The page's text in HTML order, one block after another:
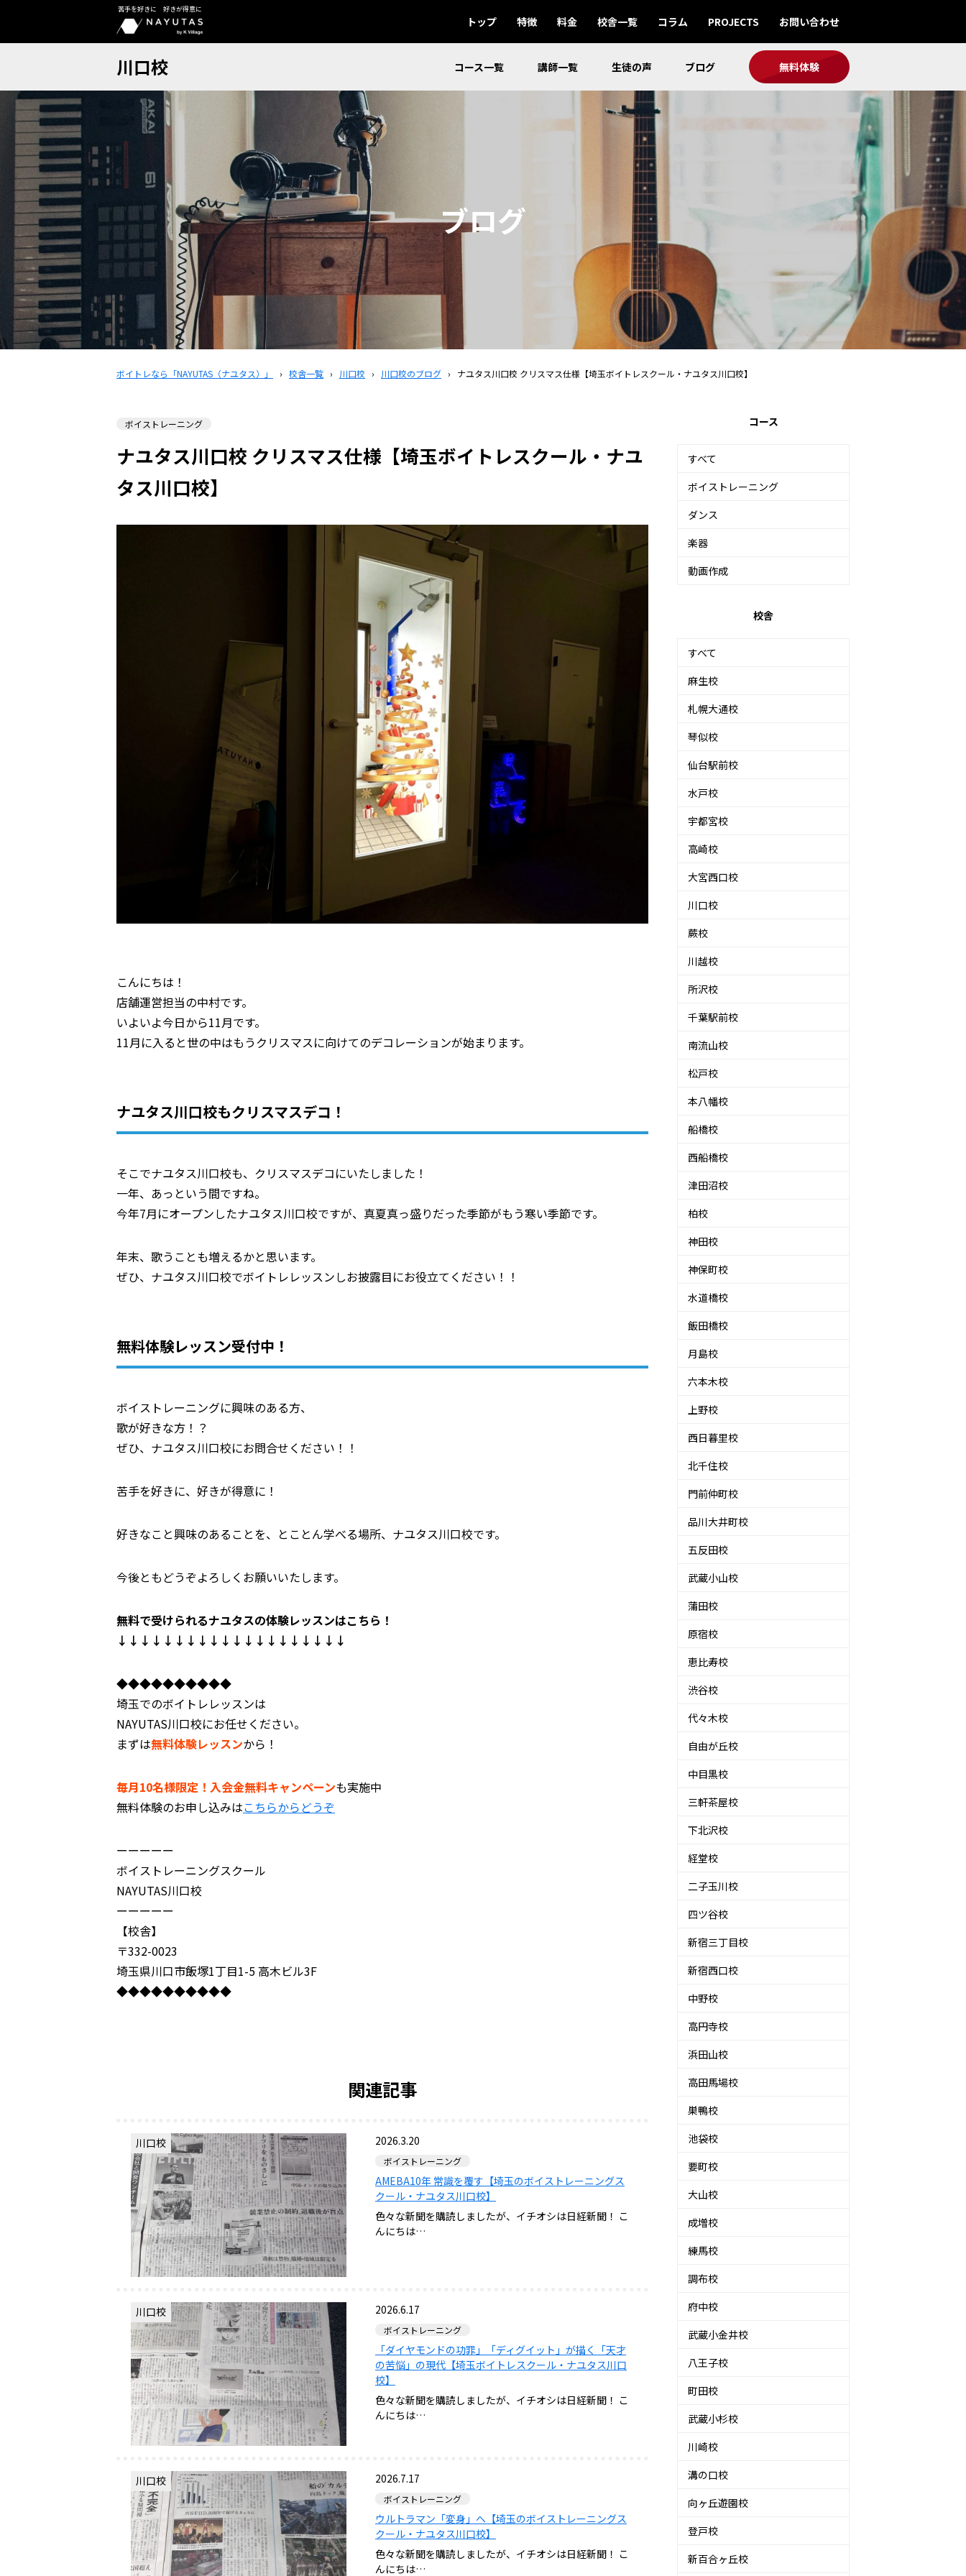
苦手を好きに 好きが得意に
トップ 特徴 料金 校舎一覧 コラム PROJECTS お問い合わせ
川口校 コース一覧 講師一覧 生徒の声 ブログ 無料体験
ブログ
ボイトレなら「NAYUTAS（ナユタス）」 › 校舎一覧 › 川口校 › 川口校のブログ › ナユタス川口校 クリスマス仕様【埼玉ボイトレスクール・ナユタス川口校】
ボイストレーニング
ナユタス川口校 クリスマス仕様【埼玉ボイトレスクール・ナユ
タス川口校】
こんにちは！
店舗運営担当の中村です。
いよいよ今日から11月です。
11月に入ると世の中はもうクリスマスに向けてのデコレーションが始まります。
ナユタス川口校もクリスマスデコ！
そこでナユタス川口校も、クリスマスデコにいたしました！
一年、あっという間ですね。
今年7月にオープンしたナユタス川口校ですが、真夏真っ盛りだった季節がもう寒い季節です。
年末、歌うことも増えるかと思います。
ぜひ、ナユタス川口校でボイトレレッスンしお披露目にお役立てください！！
無料体験レッスン受付中！
ボイストレーニングに興味のある方、
歌が好きな方！？
ぜひ、ナユタス川口校にお問合せください！！
苦手を好きに、好きが得意に！
好きなこと興味のあることを、とことん学べる場所、ナユタス川口校です。
今後ともどうぞよろしくお願いいたします。
無料で受けられるナユタスの体験レッスンはこちら！
↓↓↓↓↓↓↓↓↓↓↓↓↓↓↓↓↓↓↓↓
◆◆◆◆◆◆◆◆◆◆
埼玉でのボイトレレッスンは
NAYUTAS川口校にお任せください。
まずは無料体験レッスンから！
毎月10名様限定！入会金無料キャンペーンも実施中
無料体験のお申し込みはこちらからどうぞ
ーーーーー
ボイストレーニングスクール
NAYUTAS川口校
ーーーーー
【校舎】
〒332-0023
埼玉県川口市飯塚1丁目1-5 高木ビル3F
◆◆◆◆◆◆◆◆◆◆
関連記事
川口校 2026.3.20
ボイストレーニング
AMEBA10年 常識を覆す【埼玉のボイストレーニングス
クール・ナユタス川口校】
色々な新聞を購読しましたが、イチオシは日経新聞！ こ
んにちは…
川口校 2026.6.17
ボイストレーニング
「ダイヤモンドの功罪」「ディグイット」が描く「天才
の苦悩」の現代【埼玉ボイトレスクール・ナユタス川口
校】
色々な新聞を購読しましたが、イチオシは日経新聞！ こ
んにちは…
川口校 2026.7.17
ボイストレーニング
ウルトラマン「変身」へ【埼玉のボイストレーニングス
クール・ナユタス川口校】
色々な新聞を購読しましたが、イチオシは日経新聞！ こ
んにちは…
コース
すべて
ボイストレーニング
ダンス
楽器
動画作成
校舎
すべて
麻生校
札幌大通校
琴似校
仙台駅前校
水戸校
宇都宮校
高崎校
大宮西口校
川口校
蕨校
川越校
所沢校
千葉駅前校
南流山校
松戸校
本八幡校
船橋校
西船橋校
津田沼校
柏校
神田校
神保町校
水道橋校
飯田橋校
月島校
六本木校
上野校
西日暮里校
北千住校
門前仲町校
品川大井町校
五反田校
武蔵小山校
蒲田校
原宿校
恵比寿校
渋谷校
代々木校
自由が丘校
中目黒校
三軒茶屋校
下北沢校
経堂校
二子玉川校
四ツ谷校
新宿三丁目校
新宿西口校
中野校
高円寺校
浜田山校
高田馬場校
巣鴨校
池袋校
要町校
大山校
成増校
練馬校
調布校
府中校
武蔵小金井校
八王子校
町田校
武蔵小杉校
川崎校
溝の口校
向ヶ丘遊園校
登戸校
新百合ヶ丘校